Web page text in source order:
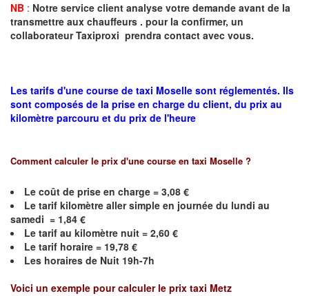
NB : Notre service client analyse votre demande avant de la
transmettre aux chauffeurs . pour la confirmer, un
collaborateur Taxiproxi prendra contact avec vous.
Les tarifs d'une course de taxi Moselle sont réglementés. Ils
sont composés de la prise en charge du client, du prix au
kilomètre parcouru et du prix de l'heure
Comment calculer le prix d'une course en taxi Moselle ?
Le coût de prise en charge = 3,08 €
Le tarif kilomètre aller simple en journée du lundi au
samedi = 1,84 €
Le tarif au kilomètre nuit = 2,60 €
Le tarif horaire = 19,78 €
Les horaires de Nuit 19h-7h
Voici un exemple pour calculer le prix taxi Metz